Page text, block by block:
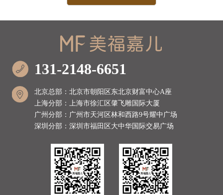
131-2148-6651
北京总部：北京市朝阳区东北京财富中心A座
上海分部：上海市徐汇区肇飞雕国际大厦
广州分部：广州市天河区林和西路9号耀中广场
深圳分部：深圳市福田区大中华国际交易广场